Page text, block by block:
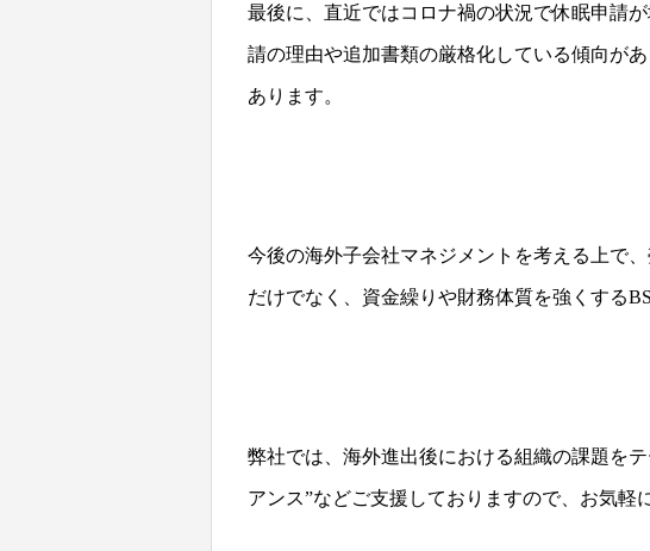
最後に、直近ではコロナ禍の状況で休眠申請
請の理由や追加書類の厳格化している傾向が
あります。
今後の海外子会社マネジメントを考える上で
だけでなく、資金繰りや財務体質を強くする
弊社では、海外進出後における組織の課題を
アンス”などご支援しておりますので、お気軽